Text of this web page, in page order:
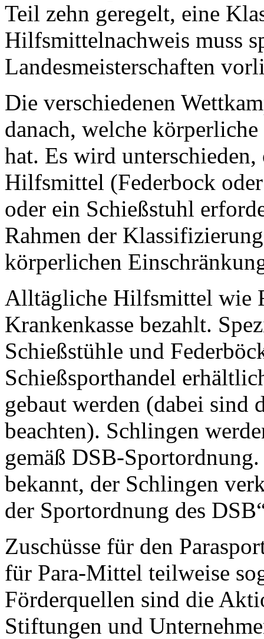
Teil zehn geregelt, eine
Hilfsmittelnachweis muss
Landesmeisterschaften
Die verschiedenen
danach, welche
hat. Es wird
Hilfsmittel (Federbock
oder ein Schießstuhl
Rahmen der
körperlichen
Alltägliche Hilfsmittel wie
Krankenkasse bezahlt.
Schießstühle und
Schießsporthandel
gebaut werden (dabei sind
beachten). Schlingen
gemäß DSB-
bekannt, der Schlingen
der Sportordnung des
Zuschüsse für den
für Para-Mittel teilweise
Förderquellen sind die
Stiftungen und